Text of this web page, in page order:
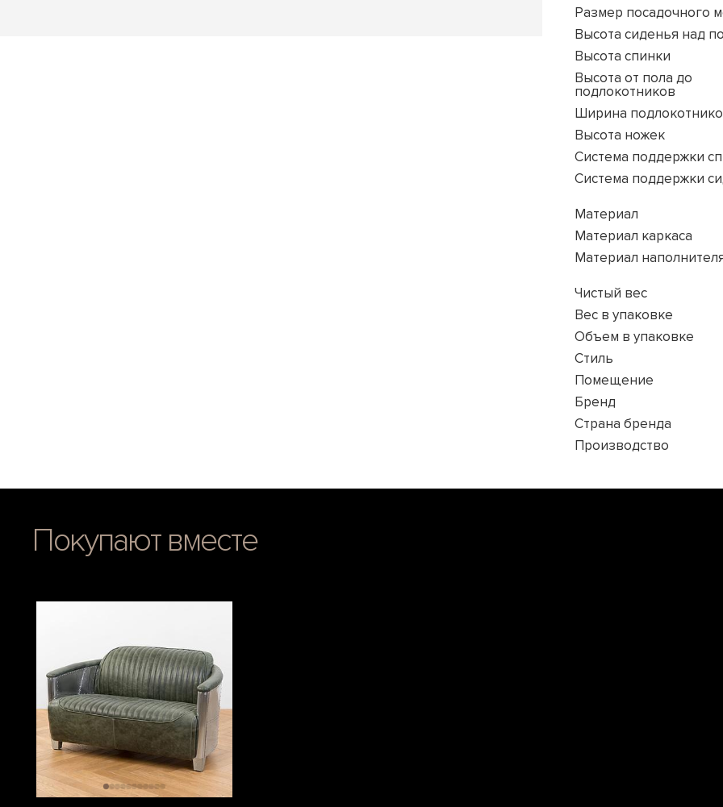
Размер посадочного
Высота сиденья над
Высота спинки
Высота от пола до
подлокотников
Ширина
Высота ножек
Система поддержки
Система поддержки
Материал
Материал каркаса
Материал
Чистый вес
Вес в упаковке
Объем в упаковке
Стиль
Помещение
Бренд
Страна бренда
Производство
Покупают вместе